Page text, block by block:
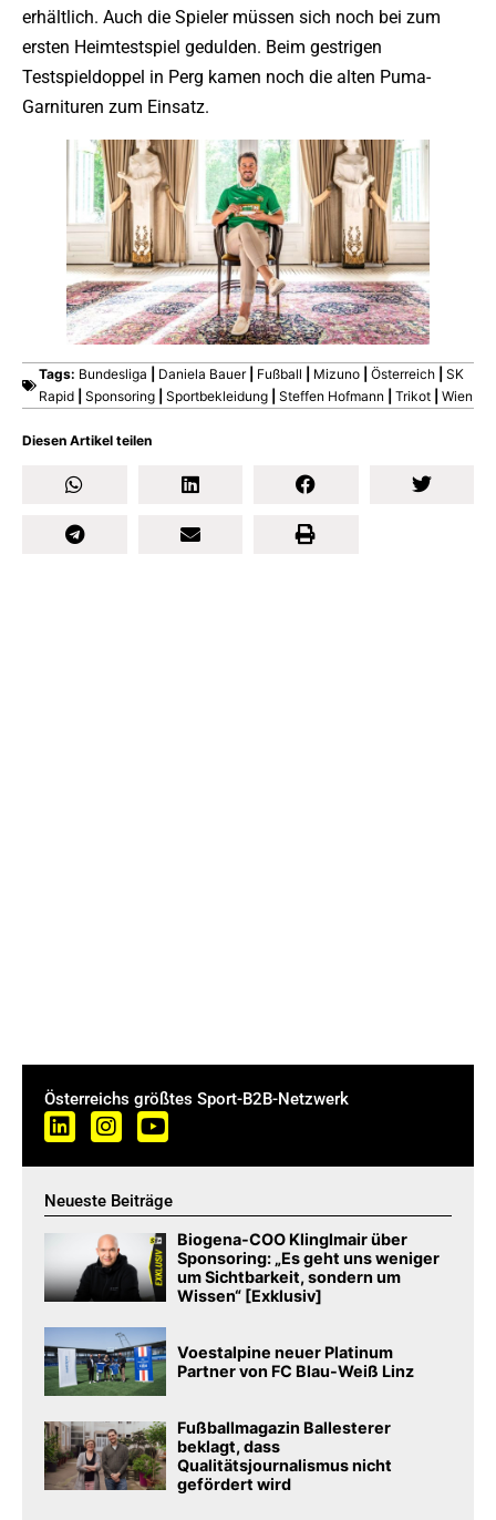
Diesen Artikel teilen
erhältlich. Auch die Spieler müssen sich noch bei zum
ersten Heimtestspiel gedulden. Beim gestrigen
Testspieldoppel in Perg kamen noch die alten Puma-
Garnituren zum Einsatz.
Tags: Bundesliga Daniela Bauer| Fußball Mizuno Österreich
SK
Rapid
Sponsoring Sportbekleidung Steffen Hofmann Trikot Wien
Österreichs größtes Sport-B2B-Netzwerk
Neueste Beiträge
Biogena-COO Klinglmair über
Sponsoring: „Es geht uns weniger
um Sichtbarkeit, sondern um
Wissen“ [Exklusiv]
Voestalpine neuer Platinum
Partner von FC Blau-Weiß Linz
Fußballmagazin Ballesterer
beklagt, dass
Qualitätsjournalismus nicht
gefördert wird